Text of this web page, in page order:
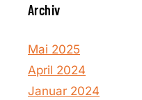
Archiv
Mai 2025
April 2024
Januar 2024